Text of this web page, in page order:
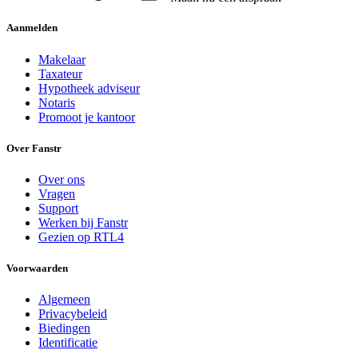
Aanmelden
Makelaar
Taxateur
Hypotheek adviseur
Notaris
Promoot je kantoor
Over Fanstr
Over ons
Vragen
Support
Werken bij Fanstr
Gezien op RTL4
Voorwaarden
Algemeen
Privacybeleid
Biedingen
Identificatie